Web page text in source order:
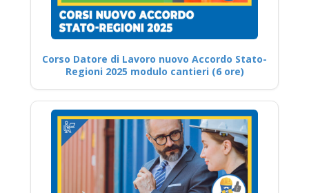
Corso Datore di Lavoro nuovo Accordo Stato-
Regioni 2025 modulo cantieri (6 ore)